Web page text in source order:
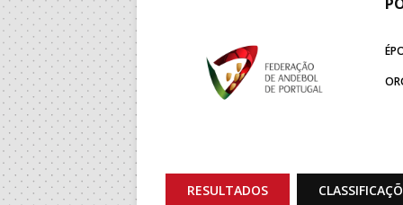
RESULTADOS